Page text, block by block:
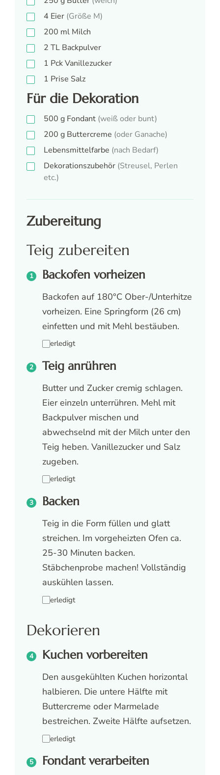
4 Eier (Größe M)
200 ml Milch
2 TL Backpulver
1 PckVanillezucker
1 Prise Salz
Für die Dekoration
500 g Fondant (weiß oder bunt)
200 g Buttercreme (oder Ganache)
Lebensmittelfarbe (nach Bedarf)
Dekorationszubehör (Streusel, Perlen
etc.)
Zubereitung
Teig zubereiten
Backofen vorheizen
Backofen auf 180°C Ober-/Unterhitze
vorheizen. Eine Springform (26 cm)
einfetten und mit Mehl bestäuben.
erledigt
Teig anrühren
Butter und Zucker cremig schlagen.
Eier einzeln unterrühren. Mehl mit
Backpulver mischen und
abwechselnd mit der Milch unter den
Teig heben. Vanillezucker und Salz
zugeben.
erledigt
Backen
Teig in die Form füllen und glatt
streichen. Im vorgeheizten Ofen ca.
25-30 Minuten backen.
Stäbchenprobe machen! Vollständig
auskühlen lassen.
erledigt
Dekorieren
Kuchen vorbereiten
Den ausgekühlten Kuchen horizontal
halbieren. Die untere Hälfte mit
Buttercreme oder Marmelade
bestreichen. Zweite Hälfte aufsetzen.
erledigt
Fondant verarbeiten